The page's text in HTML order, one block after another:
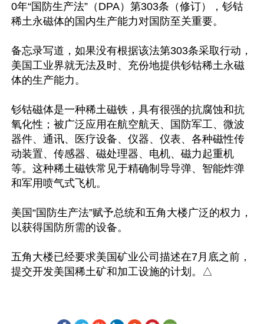
0年“国防生产法”（DPA）第303条（修订），钐钴
稀土永磁体的国内生产能力对国防至关重要。
备忘录写道，如果没有根据该法第303条采取行动，
美国工业界就无法及时、充份地提供钐钴稀土永磁
体的生产能力。
钐钴磁体是一种稀土磁铁，具有很强的抗腐蚀和抗
氧化性；被广泛应用在航空航天、国防军工、微波
器件、通讯、医疗设备、仪器、仪表、各种磁性传
动装置、传感器、磁处理器、电机、磁力起重机
等。这种稀土磁铁常见于精确制导导弹、智能炸弹
和军用喷气式飞机。
美国“国防生产法”赋予总统和五角大楼广泛的权力，
以获得国防所需的设备。
五角大楼已经要求美国矿业公司描述在7月底之前，